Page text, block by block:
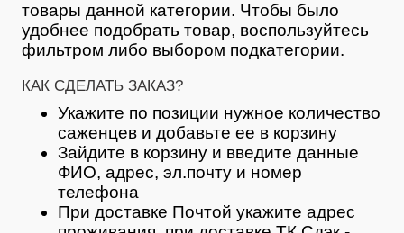
товары данной категории. Чтобы было
удобнее подобрать товар, воспользуйтесь
фильтром либо выбором подкатегории.
КАК СДЕЛАТЬ ЗАКАЗ?
Укажите по позиции нужное количество
саженцев и добавьте ее в корзину
Зайдите в корзину и введите данные
ФИО, адрес, эл.почту и номер
телефона
При доставке Почтой укажите адрес